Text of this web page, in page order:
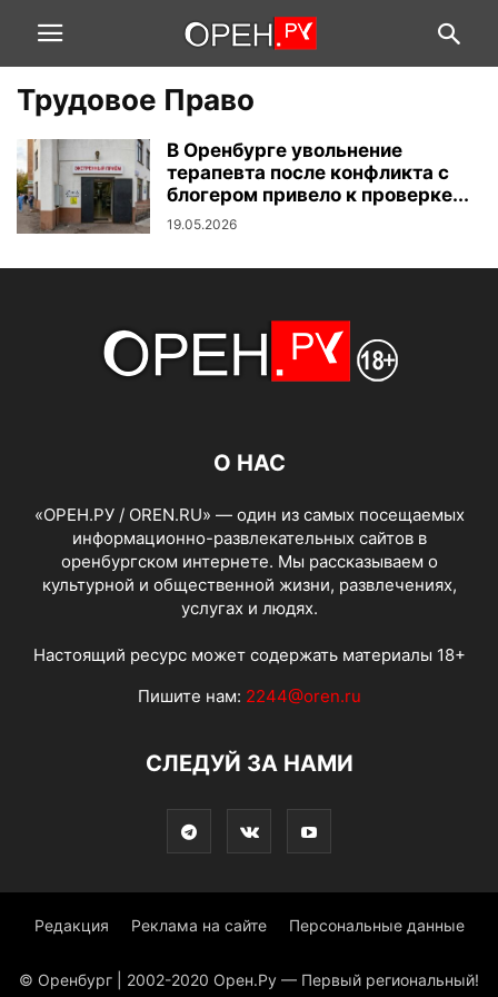
Трудовое Право
В Оренбурге увольнение
терапевта после конфликта с
блогером привело к проверке...
19.05.2026
О НАС
«ОРЕН.РУ / OREN.RU» — один из самых посещаемых
информационно-развлекательных сайтов в
оренбургском интернете. Мы рассказываем о
культурной и общественной жизни, развлечениях,
услугах и людях.
Настоящий ресурс может содержать материалы 18+
Пишите нам: 2244@oren.ru
СЛЕДУЙ ЗА НАМИ
Редакция Реклама на сайте Персональные данные
© Оренбург | 2002-2020 Орен.Ру — Первый региональный!